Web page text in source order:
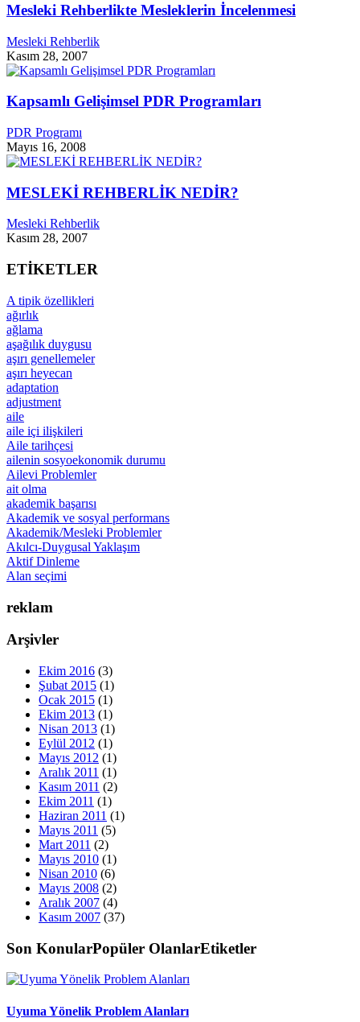
Mesleki Rehberlikte Mesleklerin İncelenmesi
Mesleki Rehberlik
Kasım 28, 2007
Kapsamlı Gelişimsel PDR Programları
PDR Programı
Mayıs 16, 2008
MESLEKİ REHBERLİK NEDİR?
Mesleki Rehberlik
Kasım 28, 2007
ETİKETLER
A tipik özellikleri
ağırlık
ağlama
aşağılık duygusu
aşırı genellemeler
aşırı heyecan
adaptation
adjustment
aile
aile içi ilişkileri
Aile tarihçesi
ailenin sosyoekonomik durumu
Ailevi Problemler
ait olma
akademik başarısı
Akademik ve sosyal performans
Akademik/Mesleki Problemler
Akılcı-Duygusal Yaklaşım
Aktif Dinleme
Alan seçimi
reklam
Arşivler
Ekim 2016 (3)
Şubat 2015 (1)
Ocak 2015 (1)
Ekim 2013 (1)
Nisan 2013 (1)
Eylül 2012 (1)
Mayıs 2012 (1)
Aralık 2011 (1)
Kasım 2011 (2)
Ekim 2011 (1)
Haziran 2011 (1)
Mayıs 2011 (5)
Mart 2011 (2)
Mayıs 2010 (1)
Nisan 2010 (6)
Mayıs 2008 (2)
Aralık 2007 (4)
Kasım 2007 (37)
Son KonularPopüler OlanlarEtiketler
Uyuma Yönelik Problem Alanları